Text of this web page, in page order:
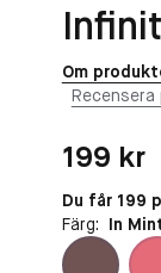
Om
Färg: In
Pris: 199 kr
199 kr
Du får 199